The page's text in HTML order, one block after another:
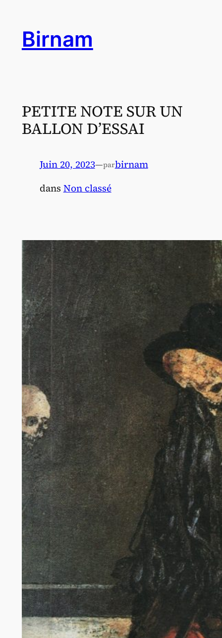
contenu
Birnam
PETITE NOTE SUR UN
BALLON D’ESSAI
Juin 20, 2023—parbirnam
dans Non classé